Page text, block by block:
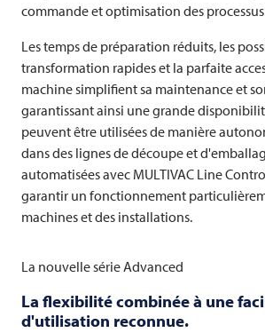
commande et optimisation des
Les temps de préparation réduits, les
transformation rapides et la parfaite
machine simplifient sa maintenance et
garantissant ainsi une grande
peuvent être utilisées de manière
dans des lignes de découpe et
automatisées avec MULTIVAC Line
garantir un fonctionnement
machines et des installations.
La nouvelle série Advanced
La flexibilité combinée à une
d'utilisation reconnue.